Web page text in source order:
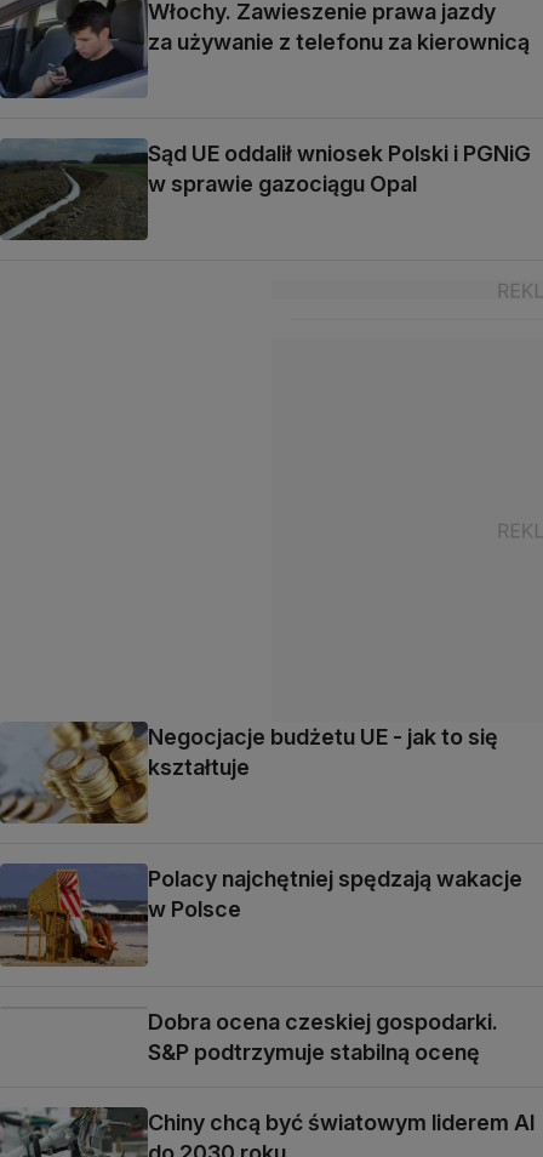
Włochy. Zawieszenie prawa jazdy
za używanie z telefonu za kierownicą
Sąd UE oddalił wniosek Polski i PGNiG
w sprawie gazociągu Opal
Negocjacje budżetu UE - jak to się
kształtuje
Polacy najchętniej spędzają wakacje
w Polsce
Dobra ocena czeskiej gospodarki.
S&P podtrzymuje stabilną ocenę
Chiny chcą być światowym liderem AI